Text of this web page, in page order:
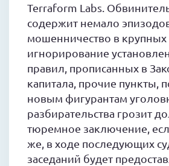
Terraform Labs.
содержит немало
мошенничество в крупных
игнорирование
правил, прописанных в
капитала, прочие пункты,
новым фигурантам
разбирательства грозит
тюремное заключение,
же, в ходе последующих
заседаний будет